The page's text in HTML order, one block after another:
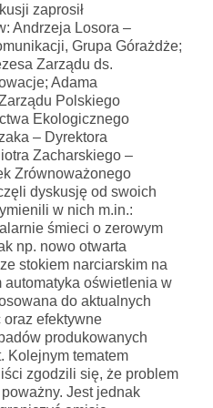
zaprosił
Andrzeja Losora –
Grupa Górażdże;
Zarządu ds.
Adama
Polskiego
Ekologicznego
– Dyrektora
Zacharskiego –
Zrównoważonego
dyskusję od swoich
w nich m.in.:
śmieci o zerowym
np. nowo otwarta
stokiem narciarskim na
automatyka oświetlenia w
do aktualnych
oraz efektywne
produkowanych
Kolejnym tematem
zgodzili się, że problem
Jest jednak